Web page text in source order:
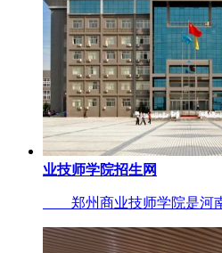
业技师学院招生网
郑州商业技师学院是河